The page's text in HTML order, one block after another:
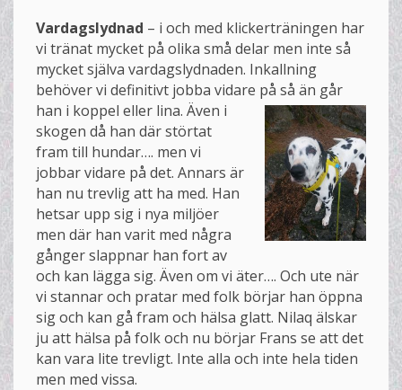
Vardagslydnad – i och med klickerträningen har
vi tränat mycket på olika små delar men inte så
mycket själva vardagslydnaden. Inkallning
behöver vi definitivt jobba vidare på så än går
han i koppel eller lina. Även i
skogen då han där störtat
fram till hundar…. men vi
jobbar vidare på det. Annars är
han nu trevlig att ha med. Han
hetsar upp sig i nya miljöer
men där han varit med några
gånger slappnar han fort av
och kan lägga sig. Även om vi äter…. Och ute när
vi stannar och pratar med folk börjar han öppna
sig och kan gå fram och hälsa glatt. Nilaq älskar
ju att hälsa på folk och nu börjar Frans se att det
kan vara lite trevligt. Inte alla och inte hela tiden
men med vissa.